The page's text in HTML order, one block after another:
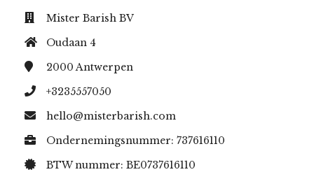
Mister Barish BV
Oudaan 4
2000Antwerpen
+3235557050
hello@misterbarish.com
Ondernemingsnummer: 737616110
BTW nummer: BE0737616110